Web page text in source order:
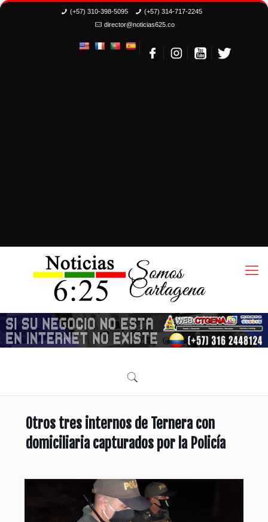
(+57) 310-398-5095
(+57) 314-717-2245
director@noticias625.co
Otros tres internos de Ternera con
domiciliaria capturados por la Policía